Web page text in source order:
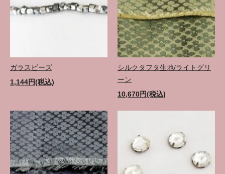
ガラスビーズ
1,144円(税込)
シルクタフタ生地/ライトグリ
ーン
10,670円(税込)